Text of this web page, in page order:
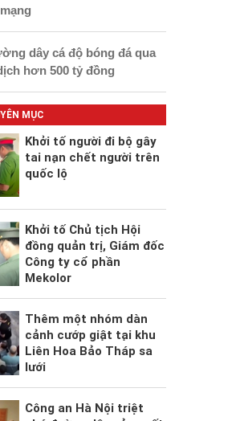
dây cá độ bóng đá qua
hơn 500 tỷ đồng
MỤC
Khởi tố người đi bộ gây
tai nạn chết người trên
quốc lộ
Khởi tố Chủ tịch Hội
đồng quản trị, Giám đốc
Công ty cổ phần
Mekolor
Thêm một nhóm dàn
cảnh cướp giật tại khu
Liên Hoa Bảo Tháp sa
lưới
Công an Hà Nội triệt